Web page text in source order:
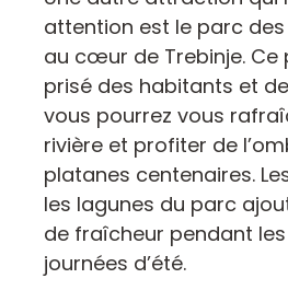
attention est le parc
au cœur de Trebinje. Ce
prisé des habitants et
vous pourrez vous
rivière et profiter de
platanes centenaires.
les lagunes du parc
de fraîcheur pendant
journées d’été.